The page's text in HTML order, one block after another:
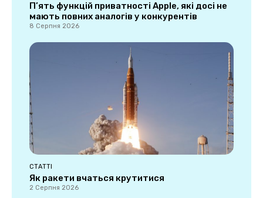
П’ять функцій приватності Apple, які досі не
мають повних аналогів у конкурентів
8 Серпня 2026
СТАТТІ
Як ракети вчаться крутитися
2 Серпня 2026